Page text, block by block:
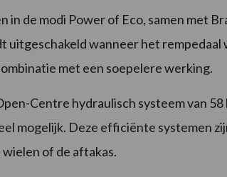
de modi Power of Eco, samen met
uitgeschakeld wanneer het rempedaal
met een soepelere werking.
Centre hydraulisch systeem van
mogelijk. Deze efficiënte systemen
of de aftakas.